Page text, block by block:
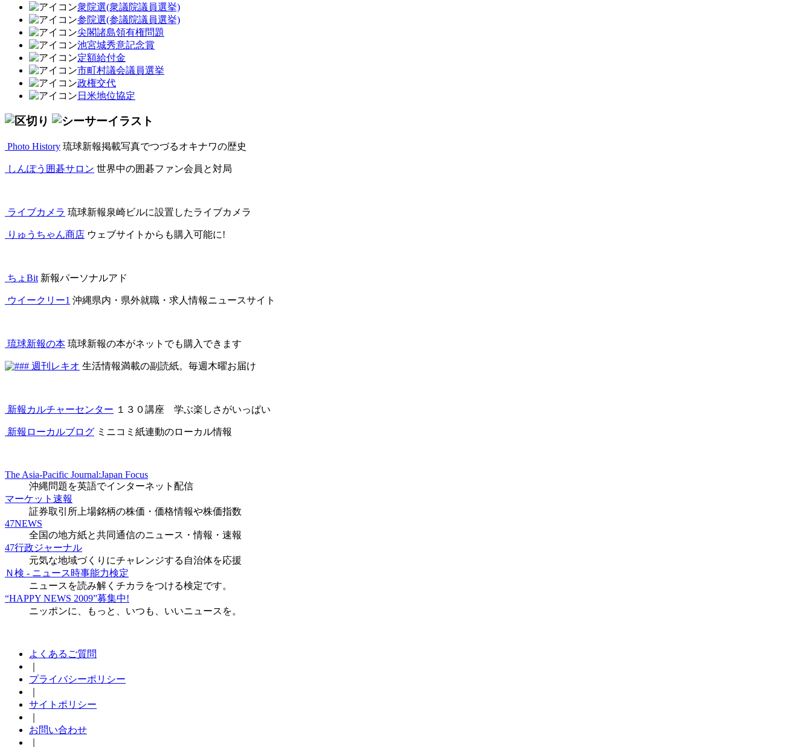
衆院選(衆議院議員選挙)
参院選(参議院議員選挙)
尖閣諸島領有権問題
池宮城秀意記念賞
定額給付金
市町村議会議員選挙
政権交代
日米地位協定
Photo History 琉球新報掲載写真でつづるオキナワの歴史
しんぽう囲碁サロン 世界中の囲碁ファン会員と対局
ライブカメラ 琉球新報泉崎ビルに設置したライブカメラ
りゅうちゃん商店 ウェブサイトからも購入可能に!
ちょBit 新報パーソナルアド
ウイークリー1 沖縄県内・県外就職・求人情報ニュースサイト
琉球新報の本 琉球新報の本がネットでも購入できます
週刊レキオ 生活情報満載の副読紙。毎週木曜お届け
新報カルチャーセンター １３０講座 学ぶ楽しさがいっぱい
新報ローカルブログ ミニコミ紙連動のローカル情報
The Asia-Pacific Journal:Japan Focus
沖縄問題を英語でインターネット配信
マーケット速報
証券取引所上場銘柄の株価・価格情報や株価指数
47NEWS
全国の地方紙と共同通信のニュース・情報・速報
47行政ジャーナル
元気な地域づくりにチャレンジする自治体を応援
Ｎ検 - ニュース時事能力検定
ニュースを読み解くチカラをつける検定です。
“HAPPY NEWS 2009”募集中!
ニッポンに、もっと、いつも、いいニュースを。
よくあるご質問
プライバシーポリシー
サイトポリシー
お問い合わせ